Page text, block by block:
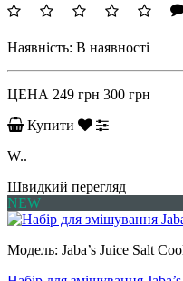
Наявність: В наявності
ЦЕНА 249 грн 300 грн
Купити
W..
Швидкий перегляд
NEW
Модель: Jaba’s Juice Salt